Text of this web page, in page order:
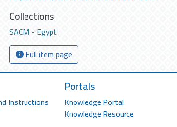
Collections
SACM - Egypt
Full item page
Instructions
Portals
Knowledge Portal
Knowledge Resource